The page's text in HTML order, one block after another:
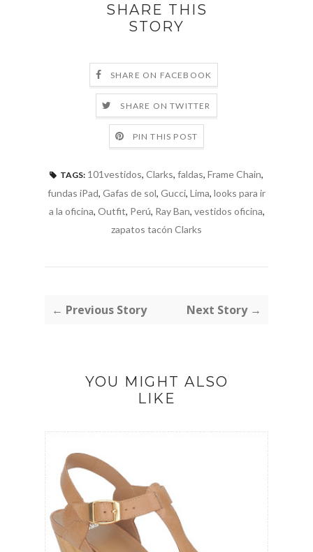
SHARE THIS
STORY
SHARE ON FACEBOOK
SHARE ON TWITTER
PIN THIS POST
TAGS: 101vestidos, Clarks, faldas, Frame Chain,
fundas iPad, Gafas de sol, Gucci, Lima, looks para ir
a la oficina, Outfit, Perú, Ray Ban, vestidos oficina,
zapatos tacón Clarks
← Previous Story Next Story →
YOU MIGHT ALSO
LIKE